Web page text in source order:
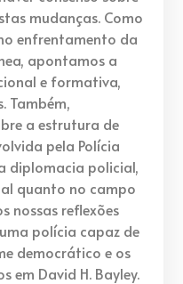
mudanças. Como
enfrentamento da
apontamos a
e formativa,
Também,
a estrutura de
pela Polícia
diplomacia policial,
quanto no campo
nossas reflexões
polícia capaz de
democrático e os
em David H. Bayley.